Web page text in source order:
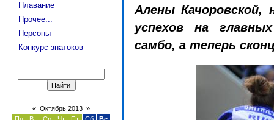
Плавание
Прочее...
Персоны
Конкурс знатоков
« Октябрь 2013 »
Алены Качоровской,
успехов на
самбо, а теперь